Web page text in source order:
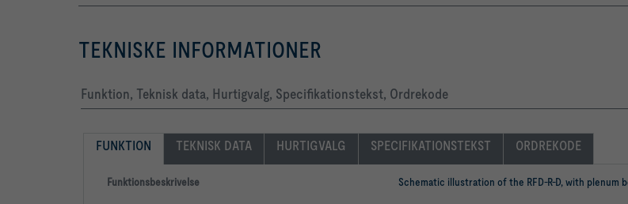
TEKNISKE INFORMATIONER
Funktion, Teknisk data, Hurtigvalg, Specifikationstekst, Ordrekode
FUNKTION TEKNISK DATA HURTIGVALG SPECIFIKATIONSTEKST ORDREKODE
Schematic illustration of the RFD-R-D, with
Funktionsbeskrivelse